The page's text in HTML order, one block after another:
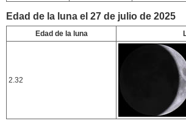
Edad de la luna el 27 de julio de 2025
Edad de la luna
2.32